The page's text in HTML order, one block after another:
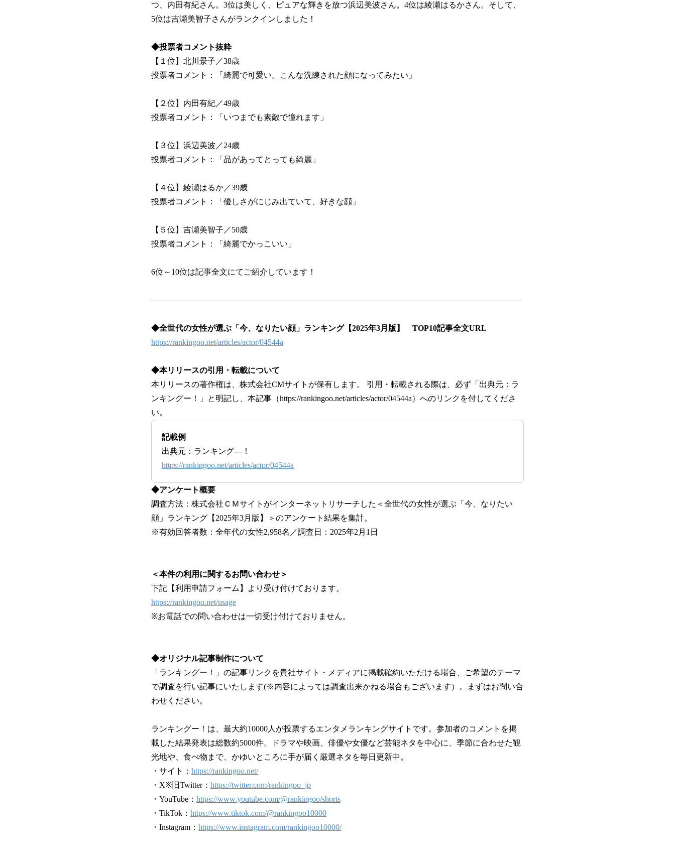
つ、内田有紀さん。3位は美しく、ピュアな輝きを放つ浜辺美波さん。4位は綾瀬はるかさん。そして、
5位は吉瀬美智子さんがランクインしました！
◆投票者コメント抜粋
【１位】北川景子／38歳
投票者コメント：「綺麗で可愛い。こんな洗練された顔になってみたい」
【２位】内田有紀／49歳
投票者コメント：「いつまでも素敵で憧れます」
【３位】浜辺美波／24歳
投票者コメント：「品があってとっても綺麗」
【４位】綾瀬はるか／39歳
投票者コメント：「優しさがにじみ出ていて、好きな顔」
【５位】吉瀬美智子／50歳
投票者コメント：「綺麗でかっこいい」
6位～10位は記事全文にてご紹介しています！
――――――――――――――――――――――――――――――――――――――――――――――
◆全世代の女性が選ぶ「今、なりたい顔」ランキング【2025年3月版】 TOP10記事全文URL
https://rankingoo.net/articles/actor/04544a
◆本リリースの引用・転載について
本リリースの著作権は、株式会社CMサイトが保有します。 引用・転載される際は、必ず「出典元：ラ
ンキングー！」と明記し、本記事（https://rankingoo.net/articles/actor/04544a）へのリンクを付してくださ
い。
記載例
出典元：ランキング―！
https://rankingoo.net/articles/actor/04544a
◆アンケート概要
調査方法：株式会社ＣＭサイトがインターネットリサーチした＜全世代の女性が選ぶ「今、なりたい
顔」ランキング【2025年3月版】＞のアンケート結果を集計。
※有効回答者数：全年代の女性2,958名／調査日：2025年2月1日
＜本件の利用に関するお問い合わせ＞
下記【利用申請フォーム】より受け付けております。
https://rankingoo.net/usage
※お電話での問い合わせは一切受け付けておりません。
◆オリジナル記事制作について
「ランキングー！」の記事リンクを貴社サイト・メディアに掲載確約いただける場合、ご希望のテーマ
で調査を行い記事にいたします(※内容によっては調査出来かねる場合もございます）。まずはお問い合
わせください。
ランキングー！は、最大約10000人が投票するエンタメランキングサイトです。参加者のコメントを掲
載した結果発表は総数約5000件。ドラマや映画、俳優や女優など芸能ネタを中心に、季節に合わせた観
光地や、食べ物まで、かゆいところに手が届く厳選ネタを毎日更新中。
・サイト： https://rankingoo.net/
・X※旧Twitter： https://twitter.com/rankingoo_jp
・YouTube： https://www.youtube.com/@rankingoo/shorts
・TikTok： https://www.tiktok.com/@rankingoo10000
・Instagram： https://www.instagram.com/rankingoo10000/